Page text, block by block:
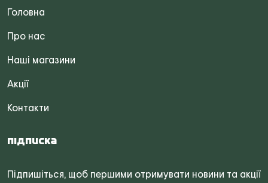
Головна
Про нас
Наші магазини
Акції
Контакти
Підписка
Підпишіться, щоб першими отримувати новини та акції